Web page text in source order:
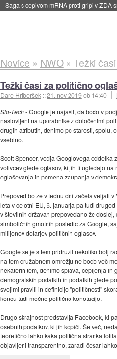
BMW v vozilih začel predvajati reklame::
Novice » NWO» Težki
Težki časi za politično
Dare Hriberšek ::21. nov 2019ob 14:40
Slo-Tech- Google je najavil, da bodo v
naslovljeni na uporabnike z določenimi
drugih atributih, denimo po starosti, spolu,
vsebino.
Scott Spencer, vodja Googlovega oddelka
volivcev glede oglasov, ki jih ti ugledajo
oglaševanja in pomena zaupanja v
Prepoved bo že v tednu dni začela veljati
leta v celotni EU, 6. januarja pa tudi
v številnih državah prepovedano že
simboličnih gmotnih posledic za Google,
milijonov dolarjev političnih oglasov.
Google se je s tem pridružil nekoliko bolj
na tem družabnem omrežju ne bodo več
nekaterih tem, denimo splava, cepljenja in
demografskih podatkih in podatkih glede
svojimi pravili in definicijo "političnosti"
koncu tudi močno politično konotacijo.
Drugo skrajnost predstavlja Facebook, ki
osebnih podatkov, ki jih kopiči. Še več,
teoretično lahko kaka politična stranka
objavljeni transparentno, zaradi česar